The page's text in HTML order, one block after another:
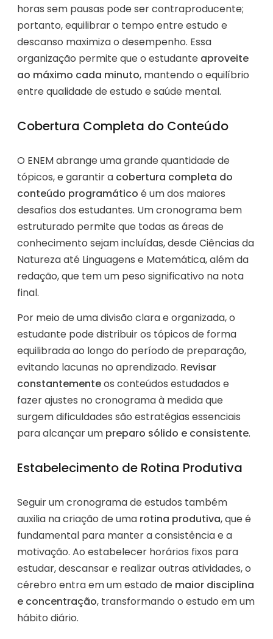
horas sem pausas pode ser contraproducente;
portanto, equilibrar o tempo entre estudo e
descanso maximiza o desempenho. Essa
organização permite que o estudante aproveite
ao máximo cada minuto, mantendo o equilíbrio
entre qualidade de estudo e saúde mental.
Cobertura Completa do Conteúdo
O ENEM abrange uma grande quantidade de
tópicos, e garantir a cobertura completa do
conteúdo programático é um dos maiores
desafios dos estudantes. Um cronograma bem
estruturado permite que todas as áreas de
conhecimento sejam incluídas, desde Ciências da
Natureza até Linguagens e Matemática, além da
redação, que tem um peso significativo na nota
final.
Por meio de uma divisão clara e organizada, o
estudante pode distribuir os tópicos de forma
equilibrada ao longo do período de preparação,
evitando lacunas no aprendizado. Revisar
constantementeos conteúdos estudados e
fazer ajustes no cronograma à medida que
surgem dificuldades são estratégias essenciais
para alcançar um preparo sólido e consistente.
Estabelecimento de Rotina Produtiva
Seguir um cronograma de estudos também
auxilia na criação de uma rotina produtiva, que é
fundamental para manter a consistência e a
motivação. Ao estabelecer horários fixos para
estudar, descansar e realizar outras atividades, o
cérebro entra em um estado de maior disciplina
e concentração, transformando o estudo em um
hábito diário.